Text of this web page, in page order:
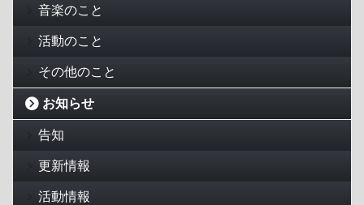
音楽のこと
活動のこと
その他のこと
お知らせ
告知
更新情報
活動情報